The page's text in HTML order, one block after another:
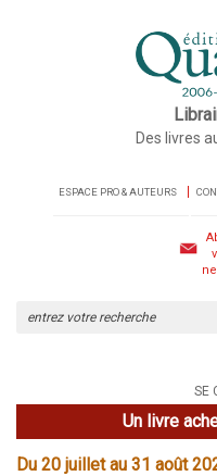
Des livres
ESPACE PRO & AUTEURS
SE
Un livre
Du 20 juillet au 31 août